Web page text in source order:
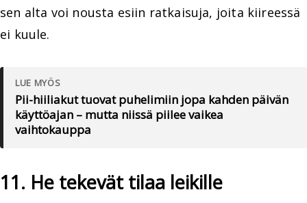
sen alta voi nousta esiin ratkaisuja, joita kiireessä
ei kuule.
LUE MYÖS
Pii-hiiliakut tuovat puhelimiin jopa kahden päivän
käyttöajan – mutta niissä piilee vaikea
vaihtokauppa
11. He tekevät tilaa leikille